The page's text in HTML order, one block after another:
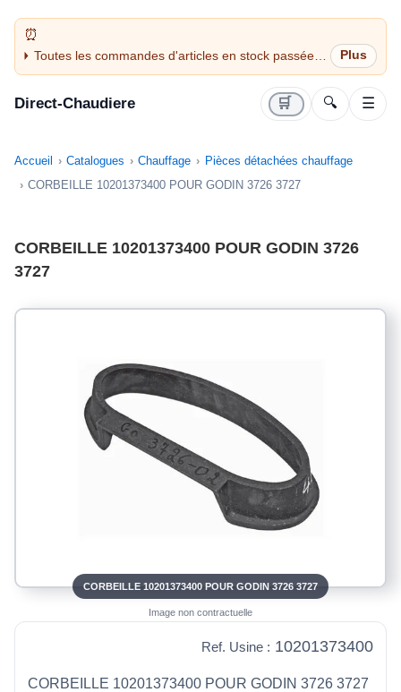
Toutes les commandes d'articles en stock passées
avant 14H sont expédiées le jour même (jours
Direct-Chaudiere 🛒 🔍 ☰
Accueil Catalogues Chauffage
Pièces détachées chauffage
CORBEILLE 10201373400 POUR GODIN 3726 3727
CORBEILLE 10201373400 POUR GODIN 3726
3727
CORBEILLE 10201373400 POUR GODIN 3726 3727
Image non contractuelle
Ref. Usine : 10201373400
CORBEILLE 10201373400 POUR GODIN 3726 3727